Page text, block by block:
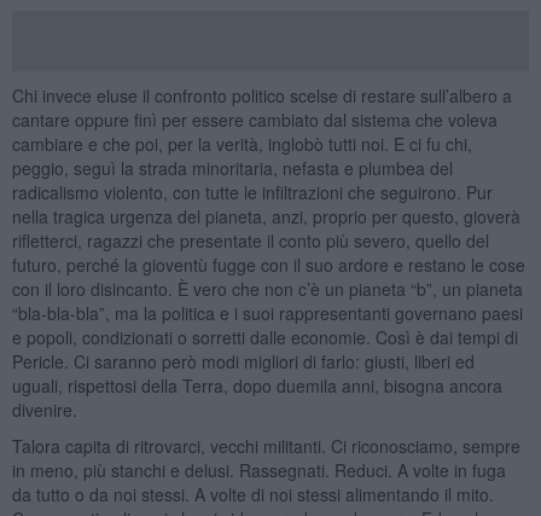
Chi invece eluse il confronto politico scelse di restare sull’albero a
cantare oppure finì per essere cambiato dal sistema che voleva
cambiare e che poi, per la verità, inglobò tutti noi. E ci fu chi,
peggio, seguì la strada minoritaria, nefasta e plumbea del
radicalismo violento, con tutte le infiltrazioni che seguirono. Pur
nella tragica urgenza del pianeta, anzi, proprio per questo, gioverà
rifletterci, ragazzi che presentate il conto più severo, quello del
futuro, perché la gioventù fugge con il suo ardore e restano le cose
con il loro disincanto. È vero che non c’è un pianeta “b”, un pianeta
“bla-bla-bla”, ma la politica e i suoi rappresentanti governano paesi
e popoli, condizionati o sorretti dalle economie. Così è dai tempi di
Pericle. Ci saranno però modi migliori di farlo: giusti, liberi ed
uguali, rispettosi della Terra, dopo duemila anni, bisogna ancora
divenire.
Talora capita di ritrovarci, vecchi militanti. Ci riconosciamo, sempre
in meno, più stanchi e delusi. Rassegnati. Reduci. A volte in fuga
da tutto o da noi stessi. A volte di noi stessi alimentando il mito.